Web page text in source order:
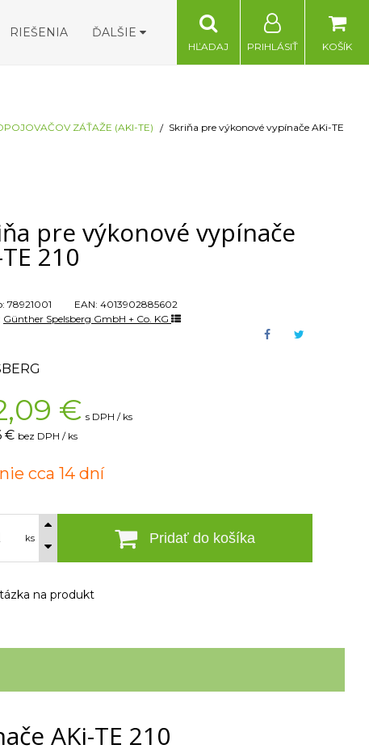
RIEŠENIA ĎALŠIE
KOŠÍK
PRIHLÁSIŤ
HĽADAJ
ZÁŤAŽE (AKI-TE)
Skriňa pre výkonové vypínače AKi-TE
pre výkonové vypínače
210
78921001 EAN: 4013902885602
Günther Spelsberg GmbH + Co. KG
€ s DPH / ks
€ bez DPH / ks
cca 14 dní
ks Pridať do košíka
na produkt
AKi-TE 210